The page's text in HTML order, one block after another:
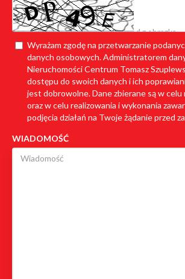
Wyrażam zgodę na przetwarzanie
danych osobowych. Administratorem
Nieruchomości Centrum Tomasz
dostępu do swoich danych i ich
jest dobrowolne. Dane zbierane są w
oraz w celu realizowania i wykonania
podjęcia działań na Twoje żądanie przed
WIADOMOŚĆ